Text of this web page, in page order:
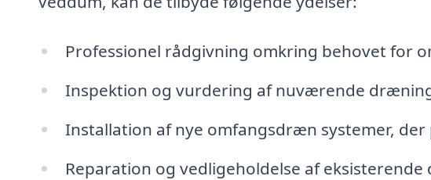
Professionel rådgivning omkring behovet for
Inspektion og vurdering af nuværende
Installation af nye omfangsdræn systemer, der
Reparation og vedligeholdelse af